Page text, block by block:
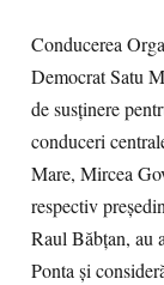
Conducerea
Democrat Satu
de susţinere
conduceri
Mare, Mircea
respectiv
Raul Băbţan, au
Ponta şi